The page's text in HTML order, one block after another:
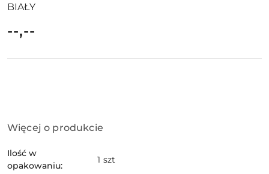
BIAŁY
cena:
--,--
i
dostawa
Więcej o produkcie
Ilość w
opakowaniu:
1 szt